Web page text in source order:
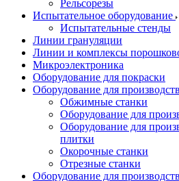
Рельсорезы
Испытательное оборудование
Испытательные стенды
Линии грануляции
Линии и комплексы
Микроэлектроника
Оборудование для покраски
Оборудование для
Обжимные станки
Оборудование для
Оборудование для
плитки
Окорочные станки
Отрезные станки
Оборудование для